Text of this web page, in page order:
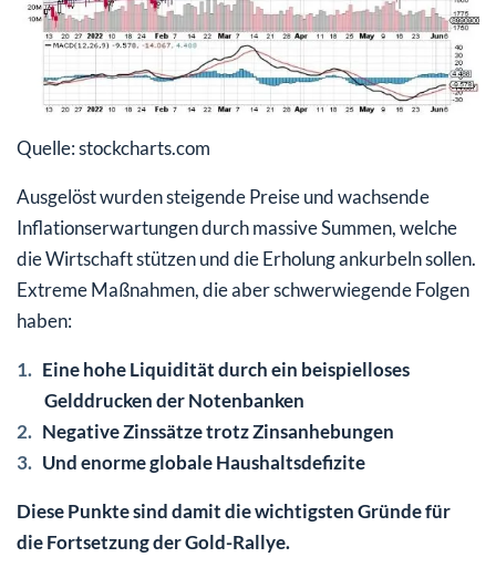
Quelle: stockcharts.com
Ausgelöst wurden steigende Preise und wachsende
Inflationserwartungen durch massive Summen, welche
die Wirtschaft stützen und die Erholung ankurbeln sollen.
Extreme Maßnahmen, die aber schwerwiegende Folgen
haben:
Eine hohe Liquidität durch ein beispielloses
Gelddrucken der Notenbanken
Negative Zinssätze trotz Zinsanhebungen
Und enorme globale Haushaltsdefizite
Diese Punkte sind damit die wichtigsten Gründe für
die Fortsetzung der Gold-Rallye.